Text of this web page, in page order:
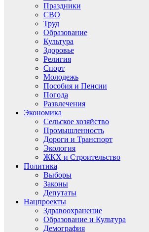
Праздники
СВО
Труд
Образование
Культура
Здоровье
Религия
Спорт
Молодежь
Пособия и Пенсии
Погода
Развлечения
Экономика
Сельское хозяйство
Промышленность
Дороги и Транспорт
Экология
ЖКХ и Строительство
Политика
Выборы
Законы
Депутаты
Нацпроекты
Здравоохранение
Образование и Культура
Демография